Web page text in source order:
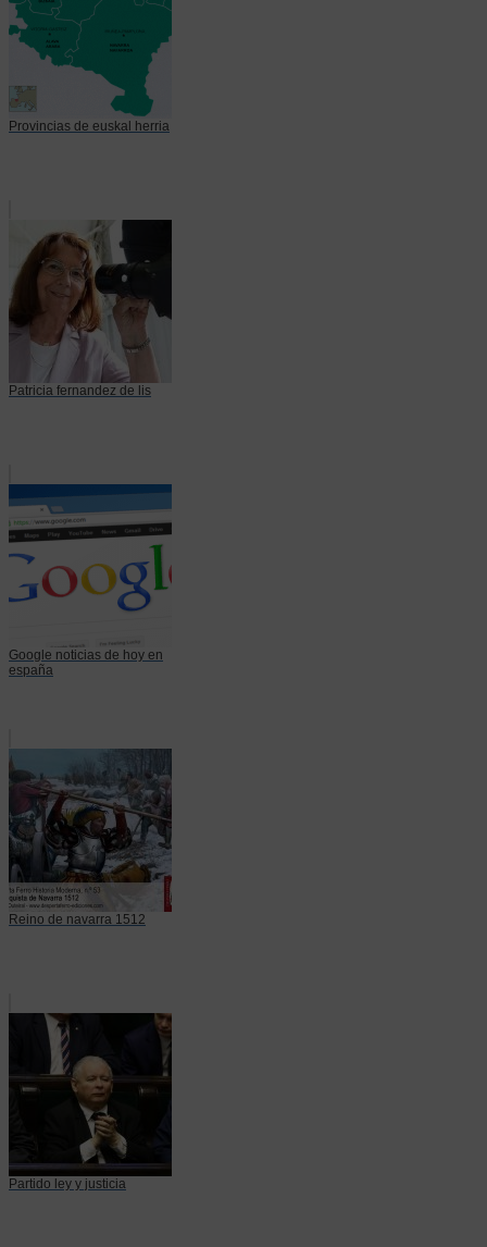
Provincias de euskal herria
Patricia fernandez de lis
Google noticias de hoy en
españa
Reino de navarra 1512
Partido ley y justicia